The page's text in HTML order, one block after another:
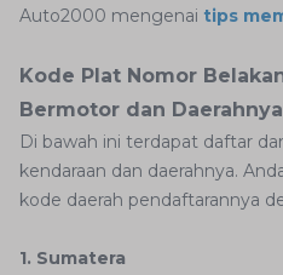
Auto2000 mengenai tips
Kode Plat Nomor
Bermotor dan Daerahnya
Di bawah ini terdapat daftar
kendaraan dan daerahnya.
kode daerah pendaftarannya
1. Sumatera